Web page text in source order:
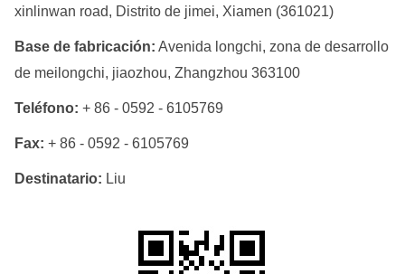
xinlinwan road, Distrito de jimei, Xiamen (361021)
Base de fabricación: Avenida longchi, zona de desarrollo
de meilongchi, jiaozhou, Zhangzhou 363100
Teléfono: + 86 - 0592 - 6105769
Fax: + 86 - 0592 - 6105769
Destinatario: Liu